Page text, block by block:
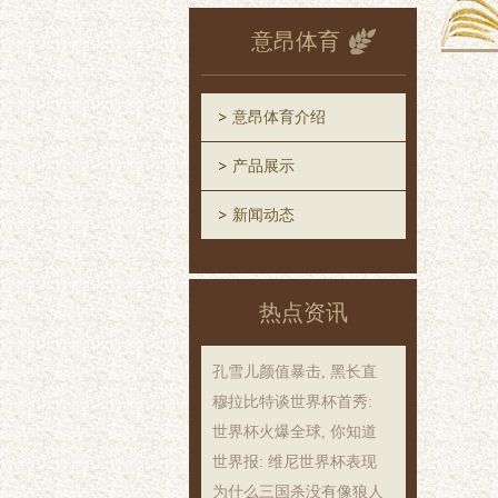
意昂体育
意昂体育介绍
产品展示
新闻动态
热点资讯
孔雪儿颜值暴击, 黑长直
穆拉比特谈世界杯首秀:
世界杯火爆全球, 你知道
世界报: 维尼世界杯表现
为什么三国杀没有像狼人